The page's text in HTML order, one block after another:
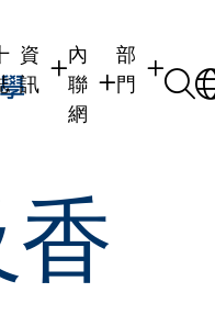
資
訊
校友
傳媒
公眾
內
聯
網
校友內聯網
部
門